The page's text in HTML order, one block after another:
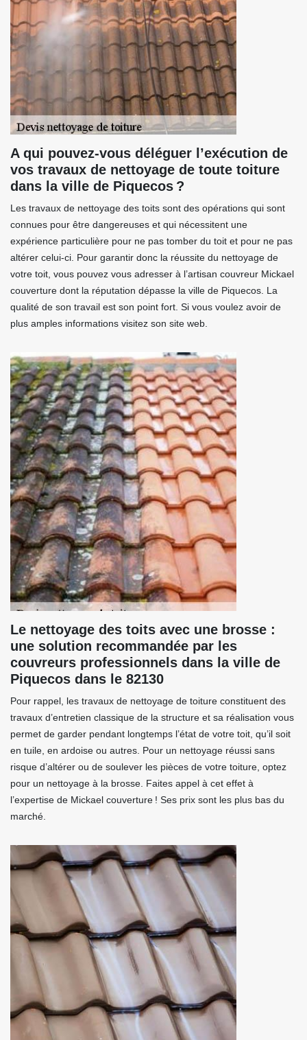
A qui pouvez-vous déléguer l’exécution de
vos travaux de nettoyage de toute toiture
dans la ville de Piquecos ?
Les travaux de nettoyage des toits sont des opérations qui sont
connues pour être dangereuses et qui nécessitent une
expérience particulière pour ne pas tomber du toit et pour ne pas
altérer celui-ci. Pour garantir donc la réussite du nettoyage de
votre toit, vous pouvez vous adresser à l’artisan couvreur Mickael
couverture dont la réputation dépasse la ville de Piquecos. La
qualité de son travail est son point fort. Si vous voulez avoir de
plus amples informations visitez son site web.
Le nettoyage des toits avec une brosse :
une solution recommandée par les
couvreurs professionnels dans la ville de
Piquecos dans le 82130
Pour rappel, les travaux de nettoyage de toiture constituent des
travaux d’entretien classique de la structure et sa réalisation vous
permet de garder pendant longtemps l’état de votre toit, qu’il soit
en tuile, en ardoise ou autres. Pour un nettoyage réussi sans
risque d’altérer ou de soulever les pièces de votre toiture, optez
pour un nettoyage à la brosse. Faites appel à cet effet à
l’expertise de Mickael couverture ! Ses prix sont les plus bas du
marché.